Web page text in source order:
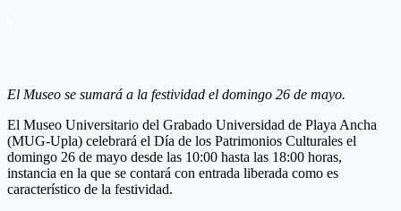
El Museo se sumará a la festividad el domingo 26 de mayo.
El Museo Universitario del Grabado Universidad de Playa Ancha
(MUG-Upla) celebrará el Día de los Patrimonios Culturales el
domingo 26 de mayo desde las 10:00 hasta las 18:00 horas,
instancia en la que se contará con entrada liberada como es
característico de la festividad.